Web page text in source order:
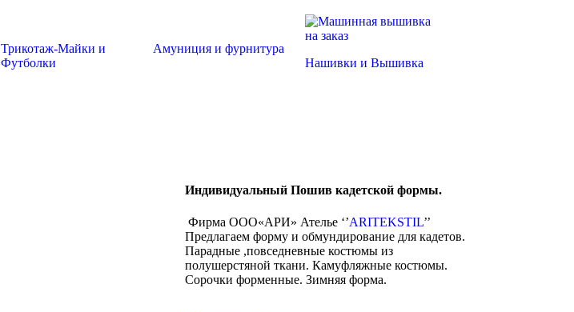
Трикотаж-Майки и
Футболки
Амуниция и фурнитура
Нашивки и Вышивка
Индивидуальный Пошив кадетской формы.
Фирма ООО«АРИ» Ателье ‘’ARITEKSTIL’’
Предлагаем форму и обмундирование для кадетов.
Парадные ,повседневные костюмы из
полушерстяной ткани. Камуфляжные костюмы.
Сорочки форменные. Зимняя форма.